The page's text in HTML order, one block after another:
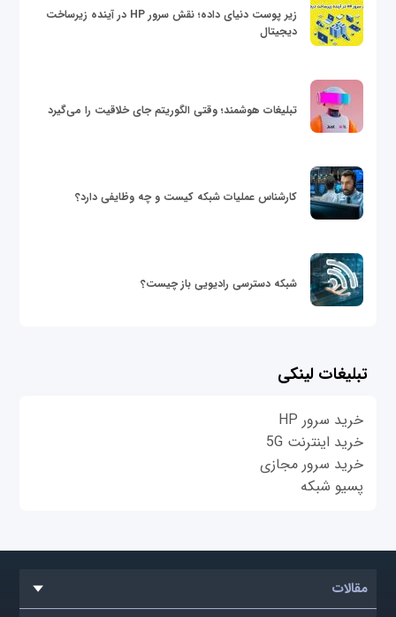
زیر پوست دنیای داده؛ نقش سرور HP در آینده زیرساخت
دیجیتال
تبلیغات هوشمند؛ وقتی الگوریتم جای خلاقیت را می‌گیرد
کارشناس عملیات شبکه کیست و چه وظایفی دارد؟
شبکه دسترسی رادیویی باز چیست؟
تبلیغات لینکی
خرید سرور HP
خرید اینترنت 5G
خرید سرور مجازی
پسیو شبکه
مقالات